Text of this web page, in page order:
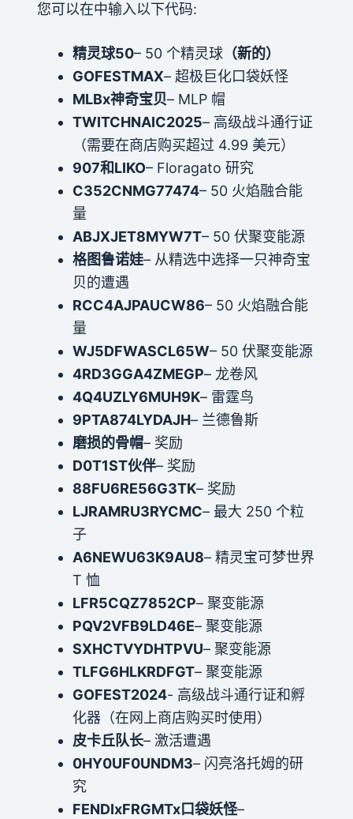
您可以在中输入以下代码:
精灵球50– 50 个精灵球（新的）
GOFESTMAX– 超极巨化口袋妖怪
MLBx神奇宝贝– MLP 帽
TWITCHNAIC2025– 高级战斗通行证
（需要在商店购买超过 4.99 美元）
907和LIKO– Floragato 研究
C352CNMG77474– 50 火焰融合能
量
ABJXJET8MYW7T– 50 伏聚变能源
格图鲁诺娃– 从精选中选择一只神奇宝
贝的遭遇
RCC4AJPAUCW86– 50 火焰融合能
量
WJ5DFWASCL65W– 50 伏聚变能源
4RD3GGA4ZMEGP– 龙卷风
4Q4UZLY6MUH9K– 雷霆鸟
9PTA874LYDAJH– 兰德鲁斯
磨损的骨帽– 奖励
D0T1ST伙伴– 奖励
88FU6RE56G3TK– 奖励
LJRAMRU3RYCMC– 最大 250 个粒
子
A6NEWU63K9AU8– 精灵宝可梦世界
T 恤
LFR5CQZ7852CP– 聚变能源
PQV2VFB9LD46E– 聚变能源
SXHCTVYDHTPVU– 聚变能源
TLFG6HLKRDFGT– 聚变能源
GOFEST2024- 高级战斗通行证和孵
化器（在网上商店购买时使用）
皮卡丘队长– 激活遭遇
0HY0UF0UNDM3– 闪亮洛托姆的研
究
FENDIxFRGMTx口袋妖怪–